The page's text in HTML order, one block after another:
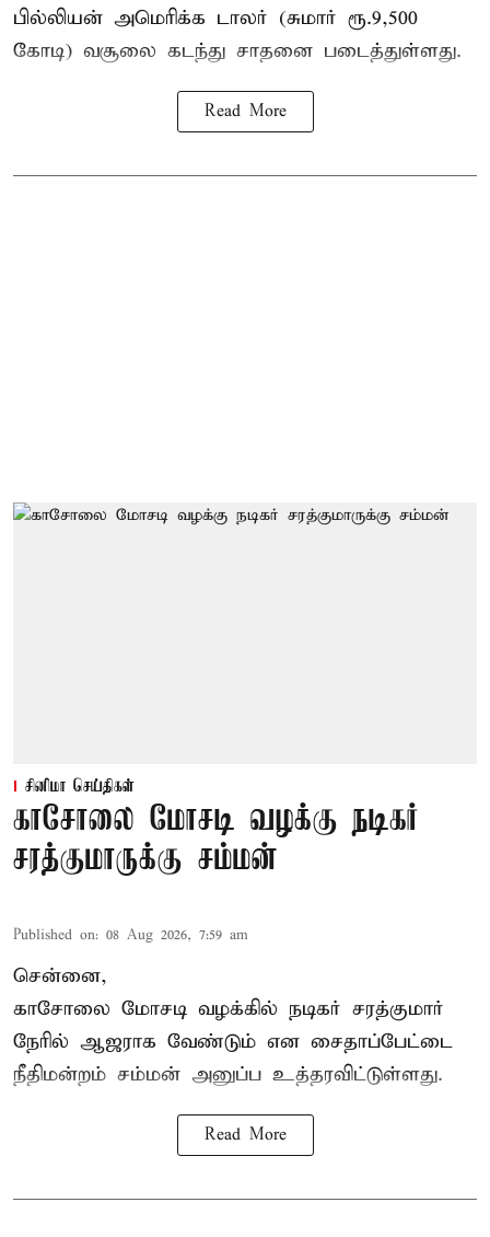
பில்லியன் அமெரிக்க டாலர் (சுமார் ரூ.9,500
கோடி) வசூலை கடந்து சாதனை படைத்துள்ளது.
Read More
சினிமா செய்திகள்
காசோலை மோசடி வழக்கு நடிகர்
சரத்குமாருக்கு சம்மன்
Published on: 08 Aug 2026, 7:59 am
சென்னை,
காசோலை மோசடி வழக்கில் நடிகர் சரத்குமார்
நேரில் ஆஜராக வேண்டும் என சைதாப்பேட்டை
நீதிமன்றம் சம்மன் அனுப்ப உத்தரவிட்டுள்ளது.
Read More